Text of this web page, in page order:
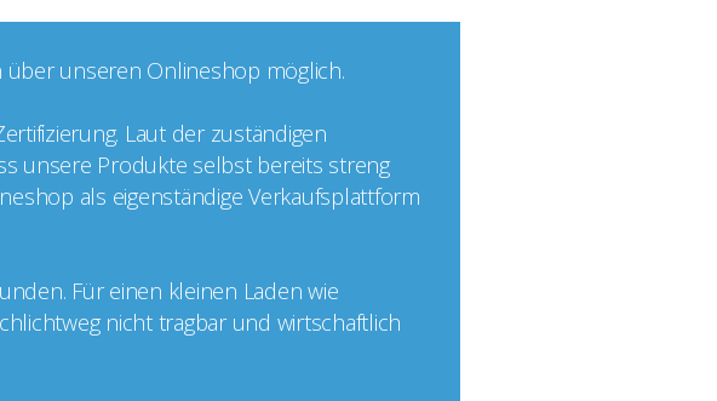
unseren Onlineshop möglich.
Laut der zuständigen
unsere Produkte selbst bereits streng
als eigenständige Verkaufsplattform
Für einen kleinen Laden wie
nicht tragbar und wirtschaftlich